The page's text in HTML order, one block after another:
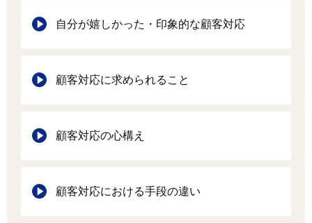
自分が嬉しかった・印象的な顧客対応
顧客対応に求められること
顧客対応の心構え
顧客対応における手段の違い